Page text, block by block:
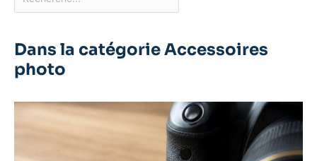
Dans la catégorie Accessoires
photo